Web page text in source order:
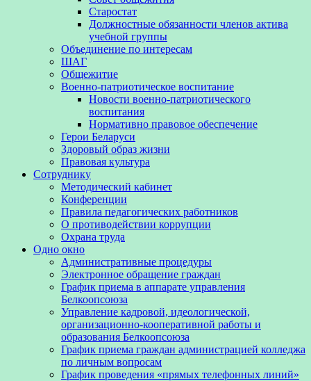
Старостат
Должностные обязанности членов актива
учебной группы
Объединение по интересам
ШАГ
Общежитие
Военно-патриотическое воспитание
Новости военно-патриотического
воспитания
Нормативно правовое обеспечение
Герои Беларуси
Здоровый образ жизни
Правовая культура
Сотруднику
Методический кабинет
Конференции
Правила педагогических работников
О противодействии коррупции
Охрана труда
Одно окно
Административные процедуры
Электронное обращение граждан
График приема в аппарате управления
Белкоопсоюза
Управление кадровой, идеологической,
организационно-кооперативной работы и
образования Белкоопсоюза
График приема граждан администрацией колледжа
по личным вопросам
График проведения «прямых телефонных линий»